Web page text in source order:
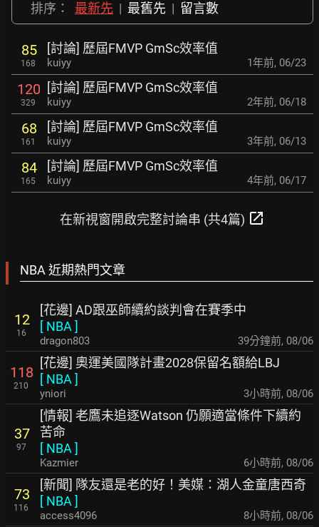
排序： 最新先 | 最舊先 | 留言數
85
168
[討論] 歷屆FMVP GmSc效率值
kuiyy 1年前, 06/23
120
329
[討論] 歷屆FMVP GmSc效率值
kuiyy 2年前, 06/18
68
161
[討論] 歷屆FMVP GmSc效率值
kuiyy 3年前, 06/13
84
165
[討論] 歷屆FMVP GmSc效率值
kuiyy 4年前, 06/17
在新視窗開啟完整討論串 (共4篇) open_in_new
NBA 近期熱門文章
12
16
[花邊] AD跟巫師續約談判會在賽季中
[ NBA ]
dragon803 39分鐘前, 08/06
118
210
[花邊] 奧運美國隊計畫2028保留名額給LBJ
[ NBA ]
yniori 3小時前, 08/06
37
97
[情報] 老鷹未追逐Watson 仍願適當條件下續約
苦命
[ NBA ]
Kazmier 6小時前, 08/06
73
116
[新聞] 隊友還是老的好！美媒：湖人金童唐西奇
[ NBA ]
access4096 8小時前, 08/06